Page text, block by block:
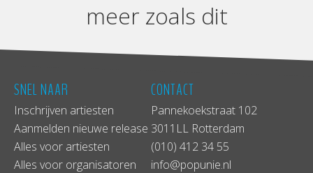
meer zoals dit
SNEL NAAR
Inschrijven artiesten
Aanmelden nieuwe release
Alles voor artiesten
Alles voor organisatoren
CONTACT
Pannekoekstraat 102
3011LL Rotterdam
(010) 412 34 55
info@popunie.nl